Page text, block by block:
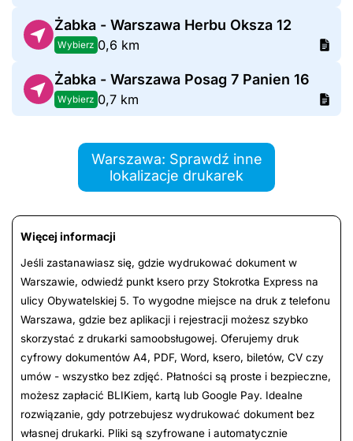
Żabka - Warszawa Herbu Oksza 12
Wybierz 0,6 km
Żabka - Warszawa Posag 7 Panien 16
Wybierz 0,7 km
Warszawa: Sprawdź inne
lokalizacje drukarek
Więcej informacji
Jeśli zastanawiasz się, gdzie wydrukować dokument w
Warszawie, odwiedź punkt ksero przy Stokrotka Express na
ulicy Obywatelskiej 5. To wygodne miejsce na druk z telefonu
Warszawa, gdzie bez aplikacji i rejestracji możesz szybko
skorzystać z drukarki samoobsługowej. Oferujemy druk
cyfrowy dokumentów A4, PDF, Word, ksero, biletów, CV czy
umów - wszystko bez zdjęć. Płatności są proste i bezpieczne,
możesz zapłacić BLIKiem, kartą lub Google Pay. Idealne
rozwiązanie, gdy potrzebujesz wydrukować dokument bez
własnej drukarki. Pliki są szyfrowane i automatycznie